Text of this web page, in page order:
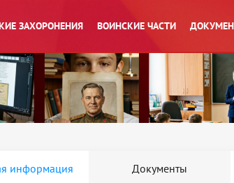
ЗАХОРОНЕНИЯ ВОИНСКИЕ ЧАСТИ
информация Документы